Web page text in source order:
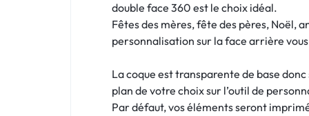
LIVRAISON
double face 360 est le choix idéal.
Fêtes des mères, fête des pères, Noël,
personnalisation sur la face arrière
La coque est transparente de base
plan de votre choix sur l’outil de
Par défaut, vos éléments seront